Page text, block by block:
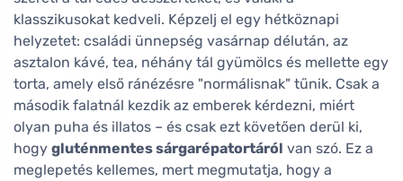
klasszikusokat kedveli. Képzelj el egy hétköznapi
helyzetet: családi ünnepség vasárnap délután, az
asztalon kávé, tea, néhány tál gyümölcs és mellette egy
torta, amely első ránézésre "normálisnak" tűnik. Csak a
második falatnál kezdik az emberek kérdezni, miért
olyan puha és illatos – és csak ezt követően derül ki,
hogy gluténmentes sárgarépatortáról van szó. Ez a
meglepetés kellemes, mert megmutatja, hogy a